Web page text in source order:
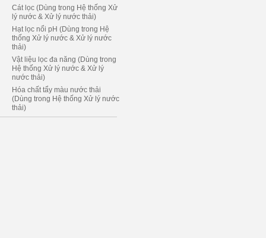
Cát lọc (Dùng trong Hệ thống Xử
lý nước & Xử lý nước thải)
Hạt lọc nổi pH (Dùng trong Hệ
thống Xử lý nước & Xử lý nước
thải)
Vật liệu lọc đa năng (Dùng trong
Hệ thống Xử lý nước & Xử lý
nước thải)
Hóa chất tẩy màu nước thải
(Dùng trong Hệ thống Xử lý nước
thải)